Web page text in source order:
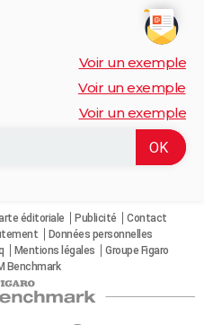
Voir un exemple
Voir un exemple
Voir un exemple
éditoriale Publicité
Contact
Données personnelles
Mentions légales
Groupe Figaro
Benchmark